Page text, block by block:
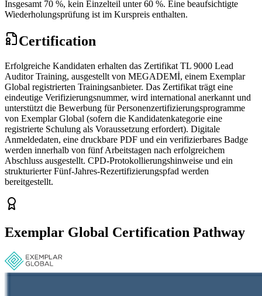
Insgesamt 70 %, kein Einzelteil unter 60 %. Eine beaufsichtigte
Wiederholungsprüfung ist im Kurspreis enthalten.
Certification
Erfolgreiche Kandidaten erhalten das Zertifikat TL 9000 Lead
Auditor Training, ausgestellt von MEGADEMİ, einem Exemplar
Global registrierten Trainingsanbieter. Das Zertifikat trägt eine
eindeutige Verifizierungsnummer, wird international anerkannt und
unterstützt die Bewerbung für Personenzertifizierungsprogramme
von Exemplar Global (sofern die Kandidatenkategorie eine
registrierte Schulung als Voraussetzung erfordert). Digitale
Anmeldedaten, eine druckbare PDF und ein verifizierbares Badge
werden innerhalb von fünf Arbeitstagen nach erfolgreichem
Abschluss ausgestellt. CPD-Protokollierungshinweise und ein
strukturierter Fünf-Jahres-Rezertifizierungspfad werden
bereitgestellt.
Exemplar Global Certification Pathway